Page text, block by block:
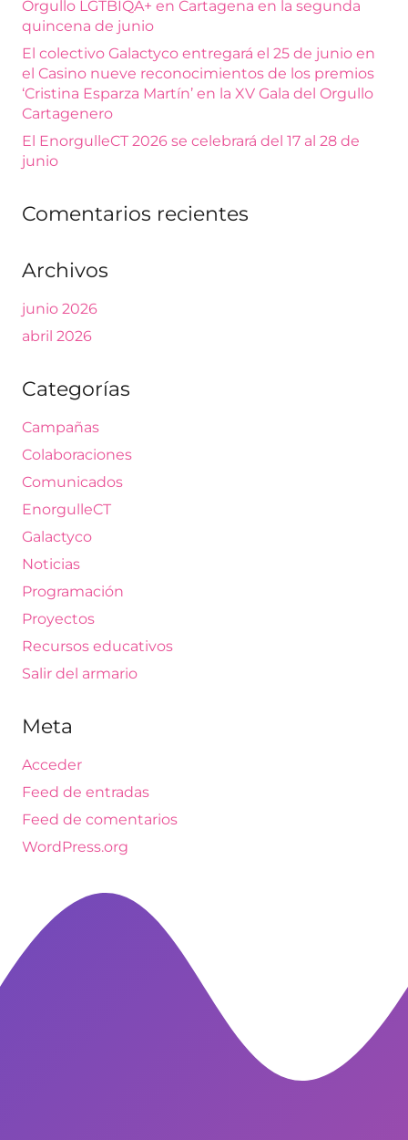
Orgullo LGTBIQA+ en Cartagena en la segunda
quincena de junio
El colectivo Galactyco entregará el 25 de junio en
el Casino nueve reconocimientos de los premios
‘Cristina Esparza Martín’ en la XV Gala del Orgullo
Cartagenero
El EnorgulleCT 2026 se celebrará del 17 al 28 de
junio
Comentarios recientes
Archivos
junio 2026
abril 2026
Categorías
Campañas
Colaboraciones
Comunicados
EnorgulleCT
Galactyco
Noticias
Programación
Proyectos
Recursos educativos
Salir del armario
Meta
Acceder
Feed de entradas
Feed de comentarios
WordPress.org